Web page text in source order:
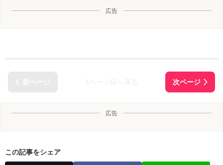
広告
広告
この記事をシェア